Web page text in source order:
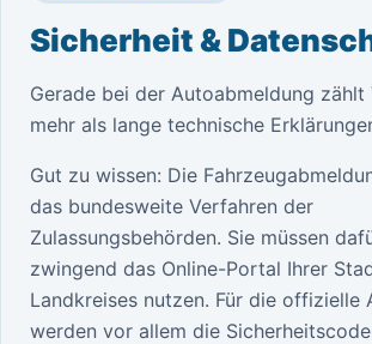
Sicherheit &
Gerade bei der Autoabmeldung
mehr als lange technische
Gut zu wissen: Die
das bundesweite Verfahren der
Zulassungsbehörden. Sie müssen
zwingend das Online-Portal Ihrer
Landkreises nutzen. Für die offizielle
werden vor allem die